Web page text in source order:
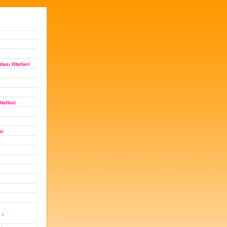
Otelleri